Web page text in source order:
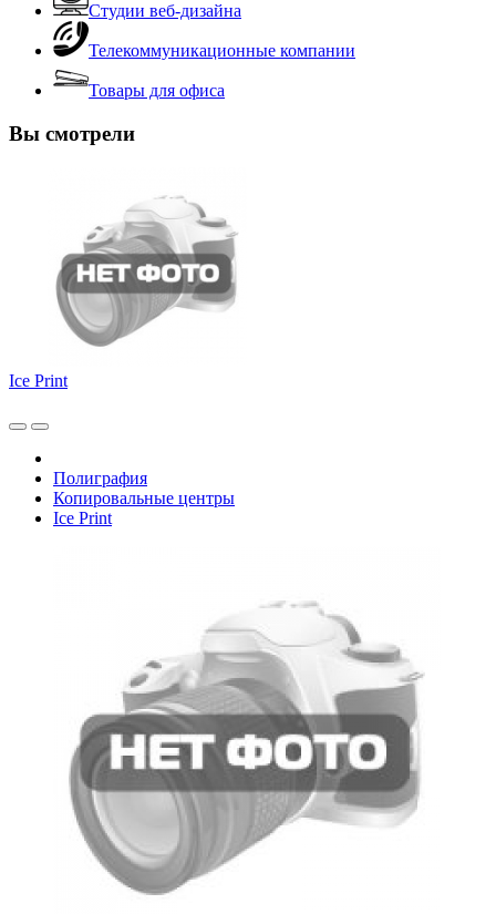
Студии веб-дизайна
Телекоммуникационные компании
Товары для офиса
Вы смотрели
Ice Print
Полиграфия
Копировальные центры
Ice Print